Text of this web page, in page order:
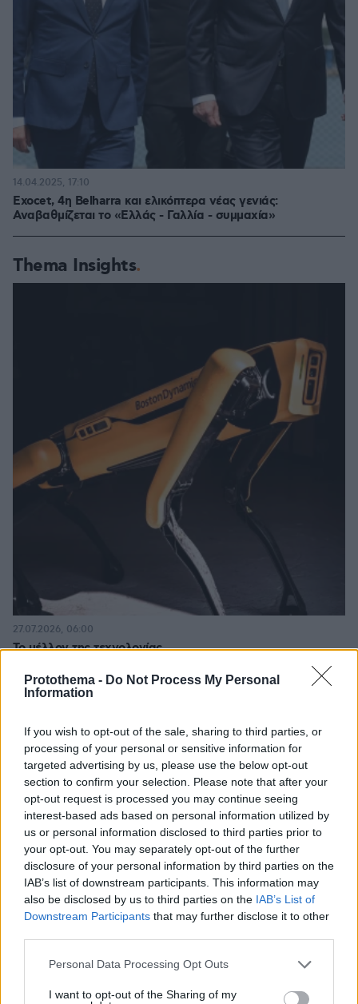
Protothema - Do Not Process My Personal
Information
If you wish to opt-out of the sale, sharing to third parties, or
processing of your personal or sensitive information for
targeted advertising by us, please use the below opt-out
section to confirm your selection. Please note that after your
opt-out request is processed you may continue seeing
interest-based ads based on personal information utilized by
us or personal information disclosed to third parties prior to
your opt-out. You may separately opt-out of the further
disclosure of your personal information by third parties on the
IAB’s list of downstream participants. This information may
also be disclosed by us to third parties on the IAB’s List of
Downstream Participants that may further disclose it to other
Please note that this website/app uses one or more Google
not limited to your visit or usage behaviour. You may click to
Personal Data Processing Opt Outs
I want to opt-out of the Sharing of my
Exocet, 4η Belharra και ελικόπτερα νέας γενιάς:
Αναβαθμίζεται το «Ελλάς - Γαλλία - συμμαχία»
14.04.2025, 17:10
Thema Insights
Το μέλλον της τεχνολογίας
27.07.2026, 06:00
03.08.2026, 10:56
Επαγγελματική Εκπαίδευση & Εξειδίκευση: Το Mοντέλο που
σε Bάζει στην Aγορά Eργασίας
26.07.2026, 09:54
ΡΟΗ ΕΙΔΗΣΕΩΝ
Ειδήσεις Δημοφιλή Σχολιασμένα
τα δεδομένα
πριν 15 λεπτά
Αντόνιο Μπαντέρας για τη σχέση του με τη Μέλανι
πριν 23 λεπτά